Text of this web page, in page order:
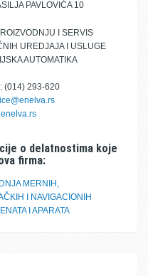
PAVLOVIĆA 10
I SERVIS
UREDJAJA I USLUGE
AUTOMATIKA
(014) 293-620
o delatnostima koje
firma:
MERNIH,
I NAVIGACIONIH
I APARATA